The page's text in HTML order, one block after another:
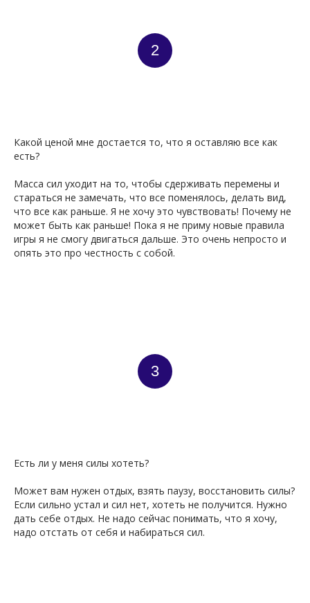
2
Какой ценой мне достается то, что я оставляю все как
есть?
Масса сил уходит на то, чтобы сдерживать перемены и
стараться не замечать, что все поменялось, делать вид,
что все как раньше. Я не хочу это чувствовать! Почему не
может быть как раньше! Пока я не приму новые правила
игры я не смогу двигаться дальше. Это очень непросто и
опять это про честность с собой.
3
Есть ли у меня силы хотеть?
Может вам нужен отдых, взять паузу, восстановить силы?
Если сильно устал и сил нет, хотеть не получится. Нужно
дать себе отдых. Не надо сейчас понимать, что я хочу,
надо отстать от себя и набираться сил.